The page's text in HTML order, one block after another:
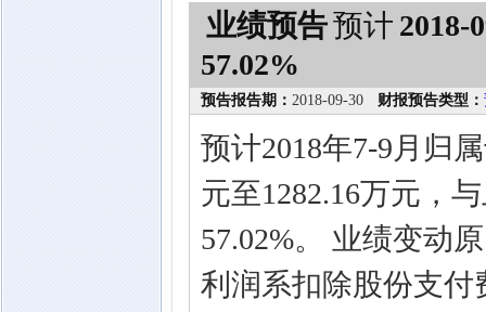
业绩预告预计 2018-
57.02%
预告报告期： 2018-09-30 财报预告类型：
预计2018年7-9月归
元至1282.16万元，
57.02%。 业绩变动
利润系扣除股份支付